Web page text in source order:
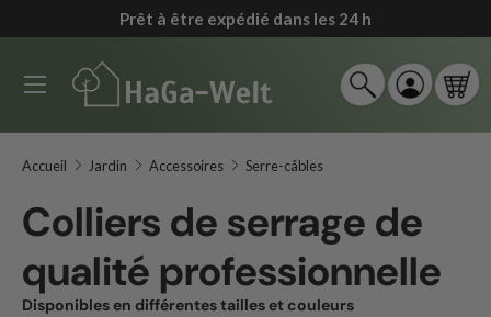
Zum Inhalt springen
Zum Menü springen
Fußzeile springen
Barrierefreiheits-Widget öffnen
Aller au contenu
Politique de retour de 90 jours*
Recherche
Recherche
Se
Menu
Accueil Jardin Accessoires Serre-câbles
Colliers de serrage de
qualité professionnelle
Disponibles en différentes tailles et couleurs